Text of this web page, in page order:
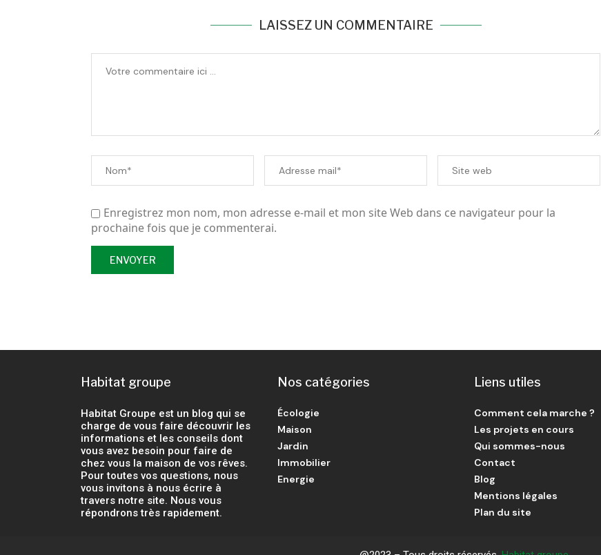
LAISSEZ UN COMMENTAIRE
Enregistrez mon nom, mon adresse e-mail et mon site Web dans ce navigateur pour la
prochaine fois que je commenterai.
Habitat groupe
Habitat Groupe est un blog qui se
charge de vous faire découvrir les
informations et les conseils dont
vous avez besoin pour faire de
chez vous la maison de vos rêves.
Pour toutes vos questions, nous
vous invitons à nous écrire à
travers notre site. Nous vous
répondrons très rapidement.
Nos catégories
Écologie
Maison
Jardin
Immobilier
Energie
Liens utiles
Comment cela marche ?
Les projets en cours
Qui sommes-nous
Contact
Blog
Mentions légales
Plan du site